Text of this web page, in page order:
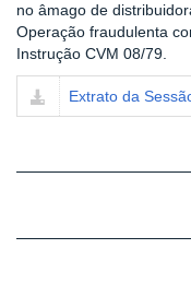
no âmago de
Operação fraudulenta
Instrução CVM 08/79.
Extrato da